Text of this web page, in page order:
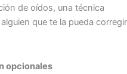
de oídos, una técnica
que te la pueda corregir
opcionales